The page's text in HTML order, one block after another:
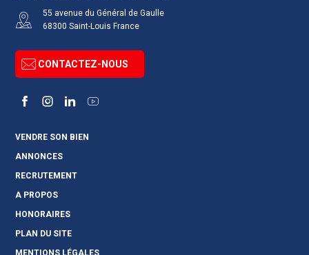
55 avenue du Général de Gaulle
68300 Saint-Louis France
CONTACTEZ-NOUS
FacebookInstagramLinkedInYouTube
VENDRE SON BIEN
ANNONCES
RECRUTEMENT
A PROPOS
HONORAIRES
PLAN DU SITE